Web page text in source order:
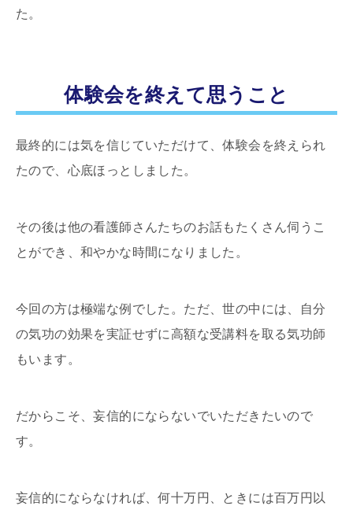
た。
体験会を終えて思うこと
最終的には気を信じていただけて、体験会を終えられ
たので、心底ほっとしました。
その後は他の看護師さんたちのお話もたくさん伺うこ
とができ、和やかな時間になりました。
今回の方は極端な例でした。ただ、世の中には、自分
の気功の効果を実証せずに高額な受講料を取る気功師
もいます。
だからこそ、妄信的にならないでいただきたいので
す。
妄信的にならなければ、何十万円、ときには百万円以